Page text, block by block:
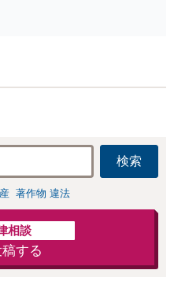
は損をしてしまうかもしれ
検索
著作物 違法
相談
する